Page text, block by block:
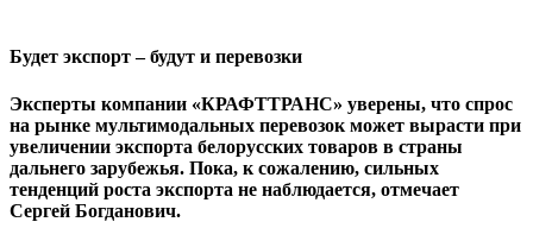
Будет экспорт – будут и перевозки
Эксперты компании «КРАФТТРАНС» уверены, что спрос
на рынке мультимодальных перевозок может вырасти при
увеличении экспорта белорусских товаров в страны
дальнего зарубежья. Пока, к сожалению, сильных
тенденций роста экспорта не наблюдается, отмечает
Сергей Богданович.